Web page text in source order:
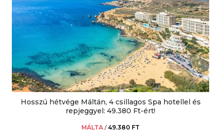
Hosszú hétvége Máltán, 4 csillagos Spa hotellel és
repjeggyel: 49.380 Ft-ért!
MÁLTA /49.380 FT